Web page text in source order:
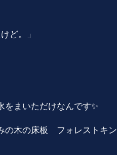
ど。」
をまいただけなんです✨
の木の床板 フォレストキ